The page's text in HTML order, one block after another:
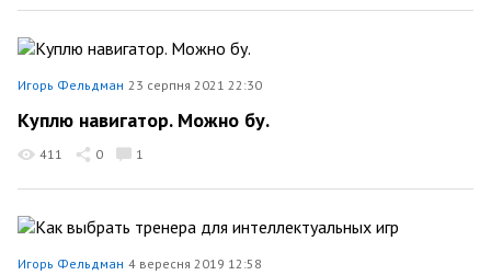
Игорь Фельдман 23 серпня 2021 22:30
Куплю навигатор. Можно бу.
411 0 1
Игорь Фельдман 4 вересня 2019 12:58